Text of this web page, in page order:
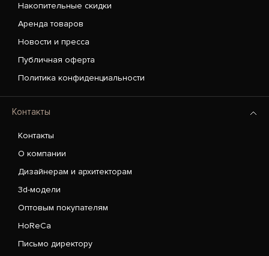
Накопительные скидки
Аренда товаров
Новости и пресса
Публичная оферта
Политика конфиденциальности
Контакты
Контакты
О компании
Дизайнерам и архитекторам
3d-модели
Оптовым покупателям
HoReCa
Письмо директору